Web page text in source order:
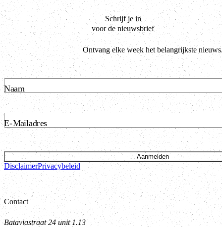
Schrijf je in
voor de nieuwsbrief
Ontvang elke week het belangrijkste
Naam
E-Mailadres
Aanmelden
DisclaimerPrivacybeleid
Contact
Bataviastraat 24 unit 1.13